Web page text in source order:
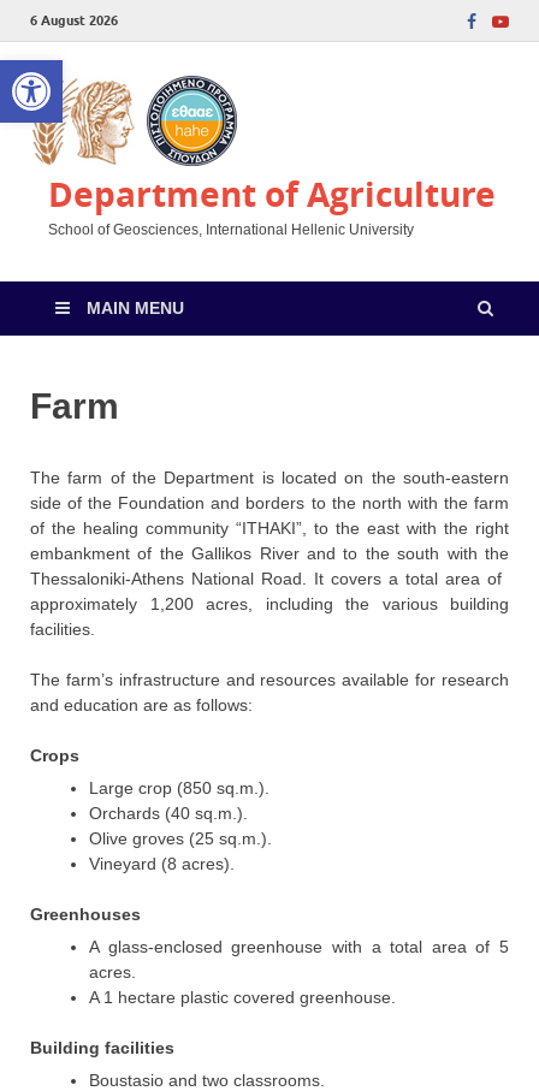
Open toolbar
6 August 2026
Department of Agriculture
School of Geosciences, International Hellenic University
MAIN MENU
Farm
The farm of the Department is located on the south-eastern
side of the Foundation and borders to the north with the farm
of the healing community “ITHAKI”, to the east with the right
embankment of the Gallikos River and to the south with the
Thessaloniki-Athens National Road. It covers a total area of ​​
approximately 1,200 acres, including the various building
facilities.
The farm’s infrastructure and resources available for research
and education are as follows:
Crops
Large crop (850 sq.m.).
Orchards (40 sq.m.).
Olive groves (25 sq.m.).
Vineyard (8 acres).
Greenhouses
A glass-enclosed greenhouse with a total area of ​​5
acres.
A 1 hectare plastic covered greenhouse.
Building facilities
Boustasio and two classrooms.